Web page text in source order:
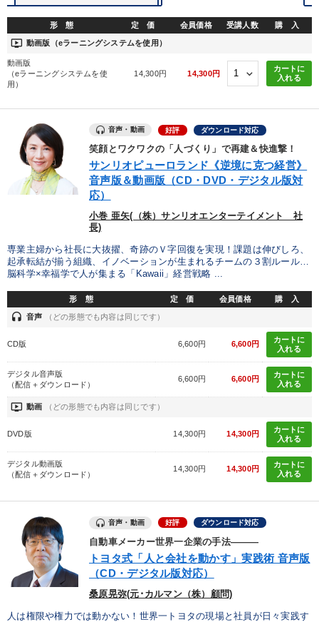
形 態 定 価 会員価格 受講人数 購 入
ondemand_video 動画版（eラーニングシステムを使用）
動画版
（eラーニングシステムを使
用）
14,300円 14,300円
カートに
入れる
音声・動画 好評 ダウンロード対応
笑顔とワクワクの「人づくり」で再建＆快進撃！
サンリオピューロランド《逆境に克つ経営》
音声版＆動画版（CD・DVD・デジタル版対
応）
小巻 亜矢(（株）サンリオエンターテイメント 社
長)
専業主婦から社長に大抜擢、奇跡のＶ字回復を実現！課題は伸びしろ、
起承転結が揃う組織、イノベーションが生まれるチームの３割ルール…
脳科学×幸福学で人が集まる「Kawaii」経営戦略 ...
形 態 定 価 会員価格 購 入
headset 音声 （どの形態でも内容は同じです）
CD版 6,600円 6,600円
カートに
入れる
デジタル音声版
（配信＋ダウンロード）
6,600円 6,600円
カートに
入れる
ondemand_video 動画 （どの形態でも内容は同じです）
DVD版 14,300円 14,300円
カートに
入れる
デジタル動画版
（配信＋ダウンロード）
14,300円 14,300円
カートに
入れる
音声・動画 好評 ダウンロード対応
自動車メーカー世界一企業の手法―――
トヨタ式「人と会社を動かす」実践術 音声版
（CD・デジタル版対応）
桑原晃弥(元･カルマン（株）顧問)
人は権限や権力では動かない！世界一トヨタの現場と社員が日々実践す